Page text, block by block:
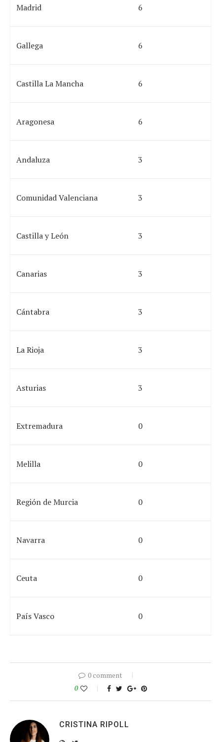
Madrid 6
Gallega 6
Castilla La Mancha 6
Aragonesa 6
Andaluza 3
Comunidad Valenciana 3
Castilla y León 3
Canarias 3
Cántabra 3
La Rioja 3
Asturias 3
Extremadura 0
Melilla 0
Región de Murcia 0
Navarra 0
Ceuta 0
País Vasco 0
0 comment
0
CRISTINA RIPOLL